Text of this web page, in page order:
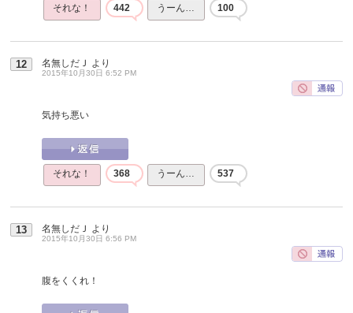
それな！ 442 うーん… 100
12 名無しだＪ より
2015年10月30日 6:52 PM
気持ち悪い
それな！ 368 うーん… 537
13 名無しだＪ より
2015年10月30日 6:56 PM
腹をくくれ！